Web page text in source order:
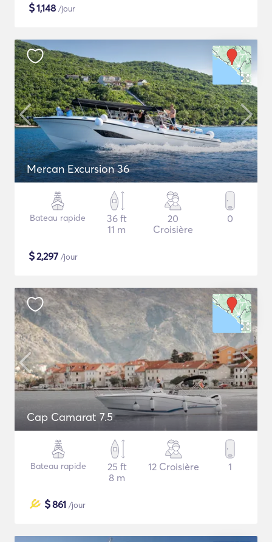
$1,148 /jour
Mercan Excursion 36
Bateau rapide
36 ft
11 m
20
Croisière
0
$2,297 /jour
Cap Camarat 7.5
Bateau rapide
25 ft
8 m
12 Croisière 1
$861 /jour